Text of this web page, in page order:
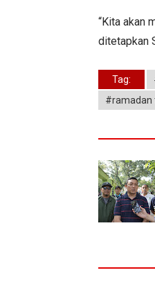
“Kita akan
ditetapkan
Tag:
#ramadan